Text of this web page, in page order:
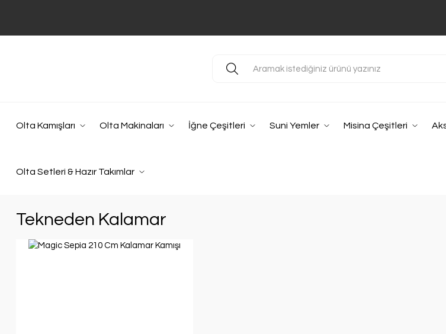
Olta Kamışları Olta Makinaları İğne Çeşitleri Suni Yemler Misina Çeşitleri
Olta Setleri & Hazır Takımlar
Tekneden Kalamar